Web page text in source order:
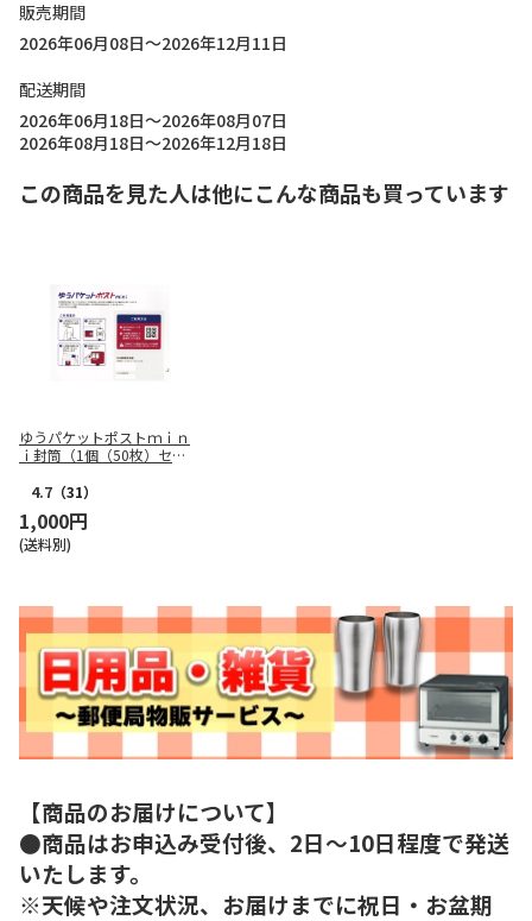
販売期間
2026年06月08日～2026年12月11日
配送期間
2026年06月18日～2026年08月07日
2026年08月18日～2026年12月18日
この商品を見た人は他にこんな商品も買っています
ゆうパケットポストｍｉｎ
ｉ封筒（1個（50枚）セッ
4.7 （31）
1,000円
(送料別)
【商品のお届けについて】
●商品はお申込み受付後、2日～10日程度で発送
いたします。
※天候や注文状況、お届けまでに祝日・お盆期